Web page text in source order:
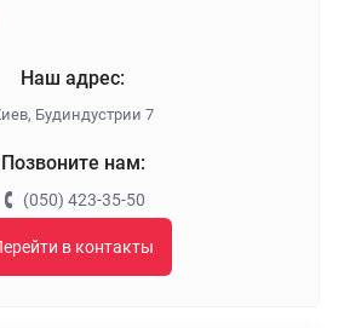
Наш адрес:
Будиндустрии 7
Позвоните нам:
(050) 423-35-50
в контакты